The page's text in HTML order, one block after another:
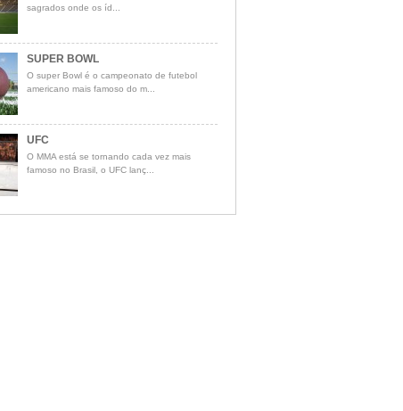
sagrados onde os íd...
SUPER BOWL
O super Bowl é o campeonato de futebol
americano mais famoso do m...
UFC
O MMA está se tornando cada vez mais
famoso no Brasil, o UFC lanç...